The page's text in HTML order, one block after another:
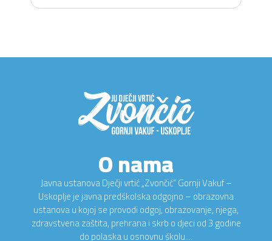
O nama
Javna ustanova Dječji vrtić „Zvončić“ Gornji Vakuf –
Uskoplje je javna predškolska odgojno – obrazovna
ustanova u kojoj se provodi odgoj, obrazovanje, njega,
zdravstvena zaštita, prehrana i skrb o djeci od 3 godine
do polaska u osnovnu školu....